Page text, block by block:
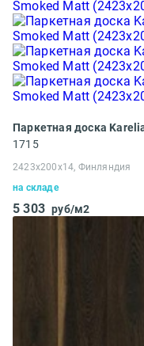
1715
2423х200х14, Финляндия
на складе
5 303 руб/м2